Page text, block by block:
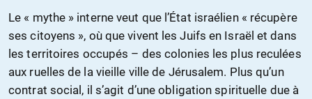
Le « mythe » interne veut que l’État israélien « récupère
ses citoyens », où que vivent les Juifs en Israël et dans
les territoires occupés – des colonies les plus reculées
aux ruelles de la vieille ville de Jérusalem. Plus qu’un
contrat social, il s’agit d’une obligation spirituelle due à